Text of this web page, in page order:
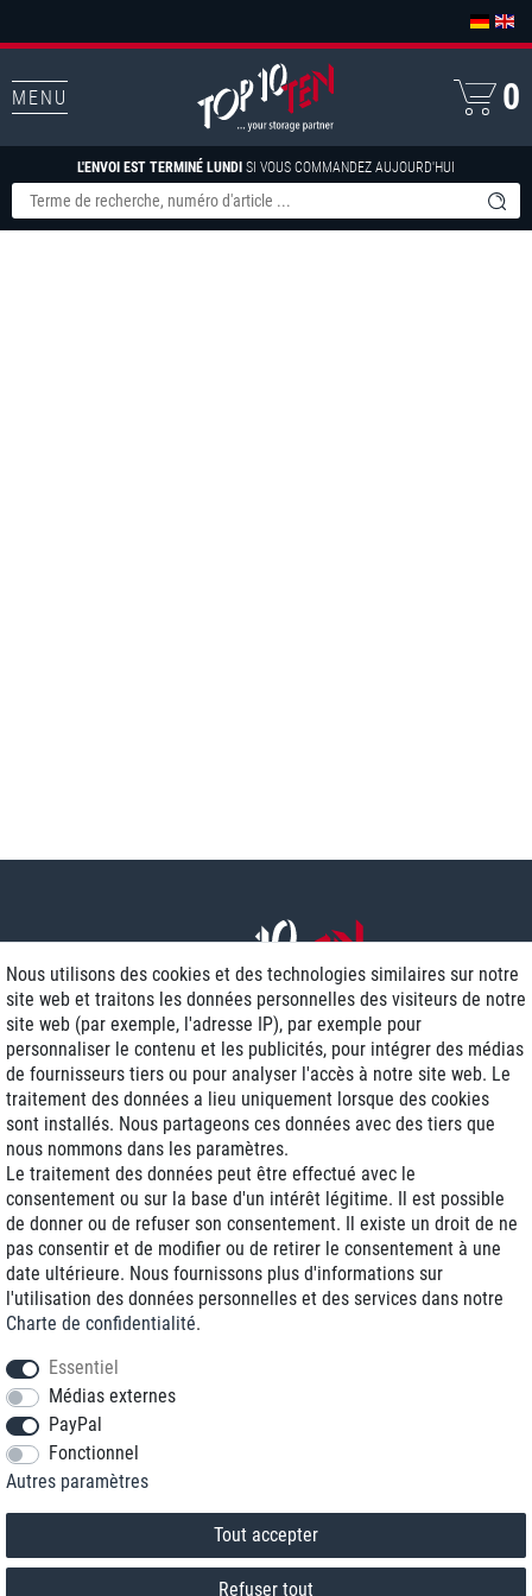
MENU
L'ENVOI EST TERMINÉ LUNDI SI VOUS COMMANDEZ AUJOURD'HUI
0
Livraison J+1
Frais d'expédition réduits
Reconditionnée avec garantie
+33 1 70 99 07 94 *
* Vous pouvez nous joindre aux tarifs locaux du lundi au vendredi de 9h à 18h.
Nous utilisons des cookies et des technologies similaires sur notre
site web et traitons les données personnelles des visiteurs de notre
site web (par exemple, l'adresse IP), par exemple pour
personnaliser le contenu et les publicités, pour intégrer des médias
de fournisseurs tiers ou pour analyser l'accès à notre site web. Le
traitement des données a lieu uniquement lorsque des cookies
sont installés. Nous partageons ces données avec des tiers que
nous nommons dans les paramètres.
Le traitement des données peut être effectué avec le
consentement ou sur la base d'un intérêt légitime. Il est possible
de donner ou de refuser son consentement. Il existe un droit de ne
pas consentir et de modifier ou de retirer le consentement à une
date ultérieure. Nous fournissons plus d'informations sur
l'utilisation des données personnelles et des services dans notre
Charte de confidentialité.
Essentiel
Médias externes
PayPal
Fonctionnel
Autres paramètres
Tout accepter
Refuser tout